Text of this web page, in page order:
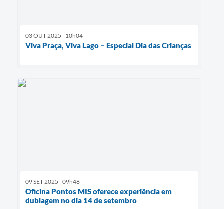
03 OUT 2025 - 10h04
Viva Praça, Viva Lago – Especial Dia das Crianças
09 SET 2025 - 09h48
Oficina Pontos MIS oferece experiência em
dublagem no dia 14 de setembro